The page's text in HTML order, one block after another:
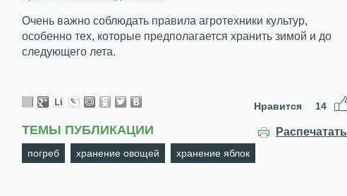
Очень важно соблюдать правила агротехники культур,
особенно тех, которые предполагается хранить зимой и до
следующего лета.
Нравится 14
Распечатать
ТЕМЫ ПУБЛИКАЦИИ
погреб хранение овощей хранение яблок